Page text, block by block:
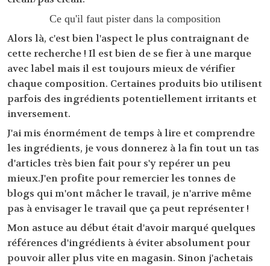
Ce qu'il faut pister dans la composition
Alors là, c'est bien l'aspect le plus contraignant de
cette recherche ! Il est bien de se fier à une marque
avec label mais il est toujours mieux de vérifier
chaque composition. Certaines produits bio utilisent
parfois des ingrédients potentiellement irritants et
inversement.
J'ai mis énormément de temps à lire et comprendre
les ingrédients, je vous donnerez à la fin tout un tas
d'articles très bien fait pour s'y repérer un peu
mieux.J'en profite pour remercier les tonnes de
blogs qui m'ont mâcher le travail, je n'arrive même
pas à envisager le travail que ça peut représenter !
Mon astuce au début était d'avoir marqué quelques
références d'ingrédients à éviter absolument pour
pouvoir aller plus vite en magasin. Sinon j'achetais